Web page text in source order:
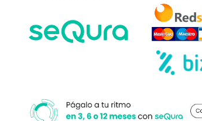
su
STONE
3D